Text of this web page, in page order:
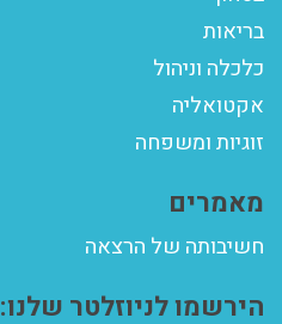
בריאות
כלכלה וניהול
אקטואליה
זוגיות ומשפחה
מאמרים
חשיבותה של הרצאה
הירשמו לניוזלטר שלנו: